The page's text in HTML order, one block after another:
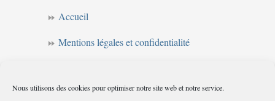
Nous utilisons des cookies pour optimiser notre site web et notre service.
Accueil
Mentions légales et confidentialité
Forum de l’intuition